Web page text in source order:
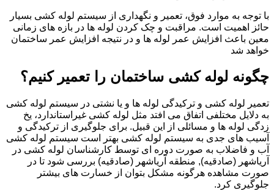
با توجه به موارد فوق، تعمیر و نگهداری از سیستم لوله کشی بسیار
حائز اهمیت است. مراقبت و چک کردن لوله ها در بازه های زمانی
معین باعث افزایش عمر لوله ها و در نتیجه افزایش عمر ساختمان
خواهد شد
چگونه لوله کشی ساختمان را تعمیر کنیم؟
تعمیر لوله کشی و ترکیدگی لوله ها و یا نشتی در سیستم لوله کشی
به دلایل مختلفی اتفاق می افتد مثل لوله کشی غیراستاندارد، یخ
زدگی لوله ها و مسائلی از این قبیل. برای جلوگیری از ترکیدگی و
آسیب های جدی به سیستم لوله کشی بهتر است سیستم لوله کشی
آب و فاضلاب به صورت دوره ای توسط کارشناسان لوله کشی در
آریاشهر (صادقیه), منطقه آریاشهر (صادقیه) بررسی شود تا در
صورت مشاهده هرگونه مشکل بتوان از خسارت های بیشتر
جلوگیری کرد.